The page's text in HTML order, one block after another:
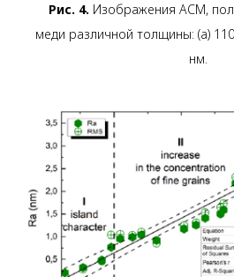
Рис. 4. Изображения АСМ,
меди различной толщины: (a)
нм.